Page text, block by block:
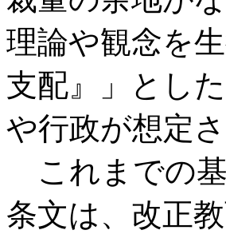
理論や観念を
支配』」とし
や行政が想定
これまでの
条文は、改正